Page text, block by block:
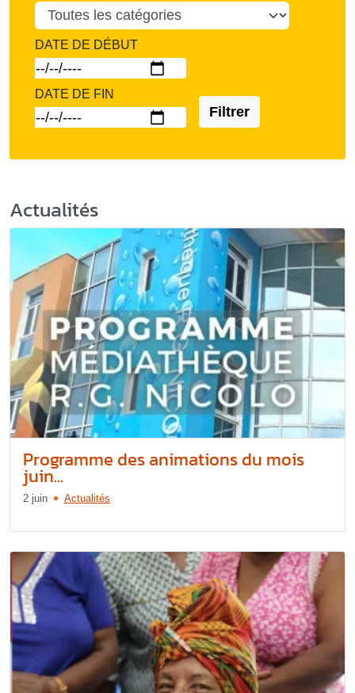
DATE DE DÉBUT
DATE DE FIN
Filtrer
Actualités
Programme des animations du mois
juin...
2 juin Actualités